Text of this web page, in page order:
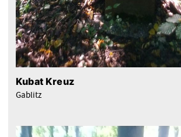
Kubat Kreuz
Gablitz